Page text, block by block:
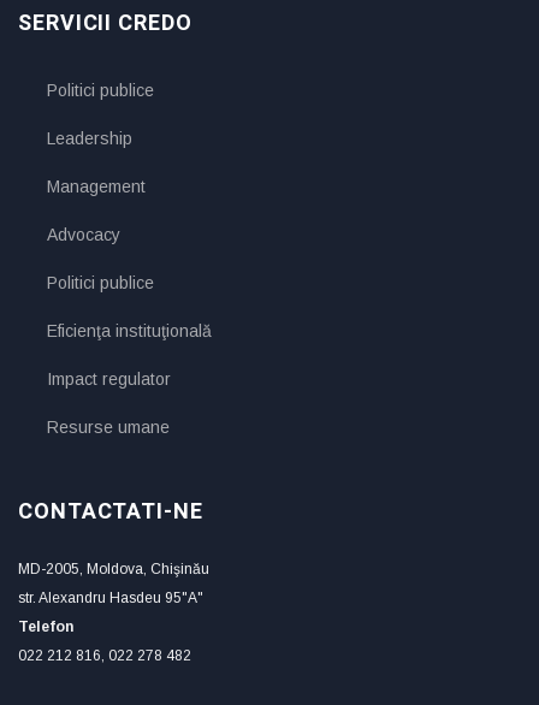
SERVICII CREDO
Politici publice
Leadership
Management
Advocacy
Politici publice
Eficienţa instituţională
Impact regulator
Resurse umane
CONTACTATI-NE
MD-2005, Moldova, Chişinău
str. Alexandru Hasdeu 95"A"
Telefon
022 212 816, 022 278 482